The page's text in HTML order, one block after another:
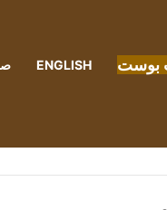
بوست ENGLISH